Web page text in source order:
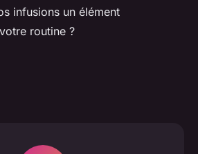
infusions un élément
routine ?